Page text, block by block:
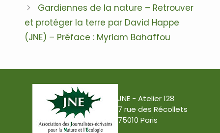
Gardiennes de la nature – Retrouver
et protéger la terre par David Happe
(JNE) – Préface : Myriam Bahaffou
JNE - Atelier 128
7 rue des Récollets
75010 Paris